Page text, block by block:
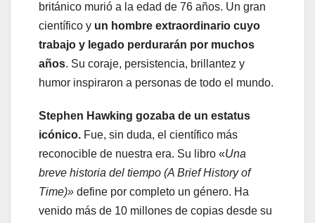
británico murió a la edad de 76 años. Un gran
científico y un hombre extraordinario cuyo
trabajo y legado perdurarán por muchos
años. Su coraje, persistencia, brillantez y
humor inspiraron a personas de todo el mundo.
Stephen Hawking gozaba de un estatus
icónico. Fue, sin duda, el científico más
reconocible de nuestra era. Su libro «Una
breve historia del tiempo (A Brief History of
Time)» define por completo un género. Ha
venido más de 10 millones de copias desde su